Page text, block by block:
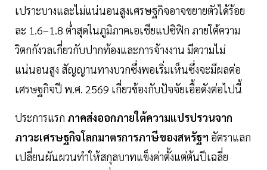
เปราะบางและไม่แน่นอนสูงเศรษฐกิจอาจขยายตัวได้ร้อย
ละ 1.6–1.8 ต่ำสุดในภูมิภาคเอเชียแปซิฟิก ภายใต้ความ
วิตกกังวลเกี่ยวกับปากท้องและการจ้างงาน มีความไม่
แน่นอนสูง สัญญานทางบวกซึ่งพอเริ่มเห็นซึ่งจะมีผลต่อ
เศรษฐกิจปี พ.ศ. 2569 เกี่ยวข้องกับปัจจัยเอื้อดังต่อไปนี้
ประการแรก ภาคส่งออกภายใต้ความแปรปรวนจาก
ภาวะเศรษฐกิจโลกมาตรการภาษีของสหรัฐฯ อัตราแลก
เปลี่ยนผันผวนทำให้สกุลบาทแข็งค่าตั้งแต่ต้นปีเฉลี่ย